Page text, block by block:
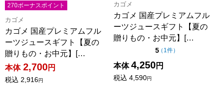
270ボーナスポイント
カゴメ
カゴメ 国産プレミアムフル
ーツジュースギフト【夏の
贈りもの・お中元】[…
本体 2,700円
税込 2,916円
カゴメ
カゴメ 国産プレミアムフル
ーツジュースギフト【夏の
贈りもの・お中元】[…
5点（5点満点中）
（ 1件の評価
）
本体 4,250円
税込 4,590円